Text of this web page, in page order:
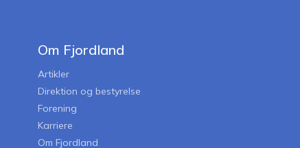
Om Fjordland
Artikler
Direktion og bestyrelse
Forening
Karriere
Om Fjordland